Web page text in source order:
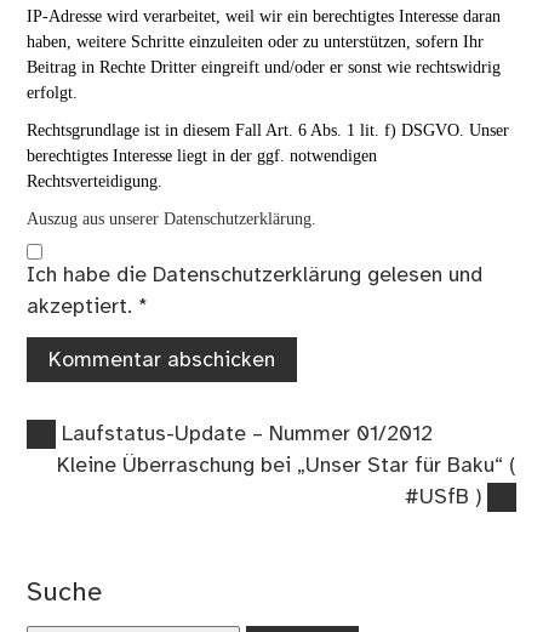
IP-Adresse wird verarbeitet, weil wir ein berechtigtes Interesse daran
haben, weitere Schritte einzuleiten oder zu unterstützen, sofern Ihr
Beitrag in Rechte Dritter eingreift und/oder er sonst wie rechtswidrig
erfolgt.
Rechtsgrundlage ist in diesem Fall Art. 6 Abs. 1 lit. f) DSGVO. Unser
berechtigtes Interesse liegt in der ggf. notwendigen
Rechtsverteidigung.
Auszug aus unserer Datenschutzerklärung.
Ich habe die Datenschutzerklärung gelesen und
akzeptiert. *
Beitragsnavigation
Vorheriger
Beitrag:
Laufstatus-Update – Nummer 01/2012
Nächster
Kleine Überraschung bei „Unser Star für Baku“ (
#USfB )
Suche